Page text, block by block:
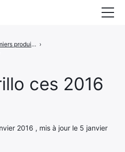
ces 2016
2016 , mis à jour le 5 janvier
Les premiers produits Brillo font leur apparition au CES 2016 ›